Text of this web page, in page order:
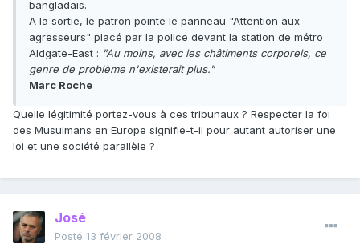
bangladais.
A la sortie, le patron pointe le panneau "Attention aux
agresseurs" placé par la police devant la station de métro
Aldgate-East : "Au moins, avec les châtiments corporels, ce
genre de problème n'existerait plus."
Marc Roche
Quelle légitimité portez-vous à ces tribunaux ? Respecter la foi
des Musulmans en Europe signifie-t-il pour autant autoriser une
loi et une société parallèle ?
José
Posté 13 février 2008